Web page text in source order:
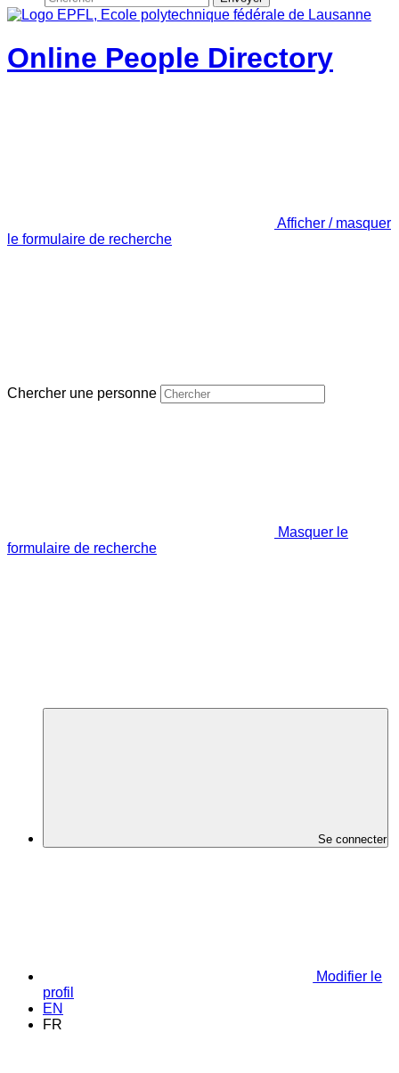
Online People Directory
Afficher / masquer
le formulaire de recherche
Chercher une personne
Masquer le
formulaire de recherche
Se connecter
Modifier le
profil
EN
FR